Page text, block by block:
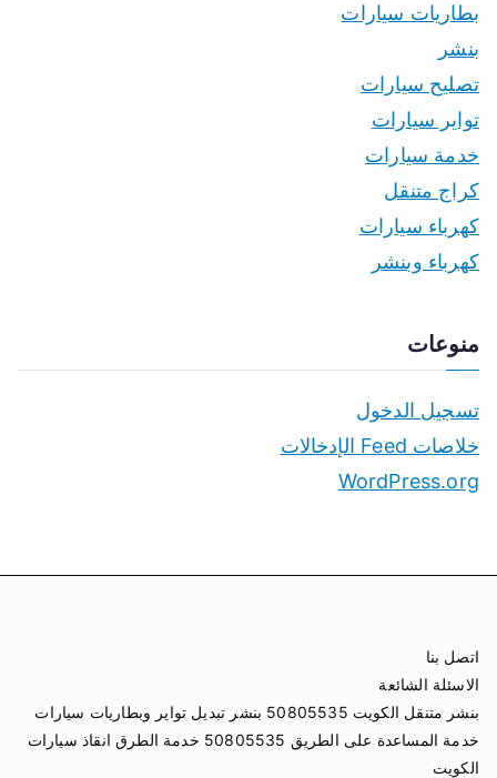
بطاريات سيارات
بنشر
تصليح سيارات
تواير سيارات
خدمة سيارات
كراج متنقل
كهرباء سيارات
كهرباء وبنشر
منوعات
تسجيل الدخول
خلاصات Feed الإدخالات
WordPress.org
اتصل بنا
الاسئلة الشائعة
بنشر متنقل الكويت 50805535 بنشر تبديل تواير وبطاريات سيارات
خدمة المساعدة على الطريق 50805535 خدمة الطرق انقاذ سيارات
الكويت